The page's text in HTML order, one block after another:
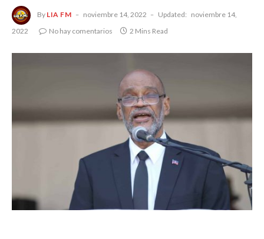
By LIA FM noviembre 14, 2022 Updated: noviembre 14,
2022
No hay comentarios 2 Mins Read